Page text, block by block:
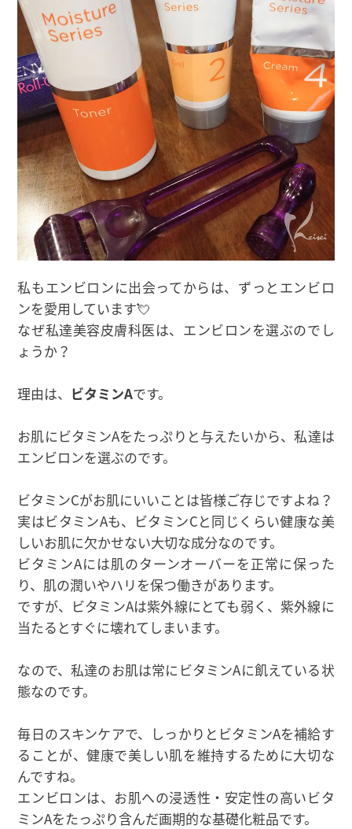
私もエンビロンに出会ってからは、ずっとエンビロ
ンを愛用しています💘
なぜ私達美容皮膚科医は、エンビロンを選ぶのでし
ょうか？
理由は、 ビタミンAです。
お肌にビタミンAをたっぷりと与えたいから、私達は
エンビロンを選ぶのです。
ビタミンCがお肌にいいことは皆様ご存じですよね？
実はビタミンAも、ビタミンCと同じくらい健康な美
しいお肌に欠かせない大切な成分なのです。
ビタミンAには肌のターンオーバーを正常に保った
り、肌の潤いやハリを保つ働きがあります。
ですが、ビタミンAは紫外線にとても弱く、紫外線に
当たるとすぐに壊れてしまいます。
なので、私達のお肌は常にビタミンAに飢えている状
態なのです。
毎日のスキンケアで、しっかりとビタミンAを補給す
ることが、健康で美しい肌を維持するために大切な
んですね。
エンビロンは、お肌への浸透性・安定性の高いビタ
ミンAをたっぷり含んだ画期的な基礎化粧品です。